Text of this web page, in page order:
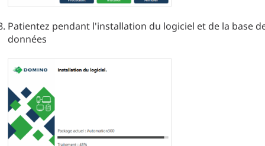
Patientez pendant l'installation du logiciel et de la base
données